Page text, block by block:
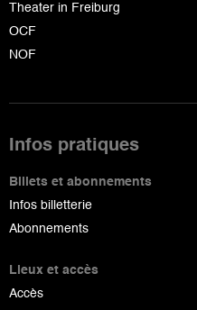
Theater in Freiburg
OCF
NOF
Infos pratiques
Billets et abonnements
Infos billetterie
Abonnements
Lieux et accès
Accès